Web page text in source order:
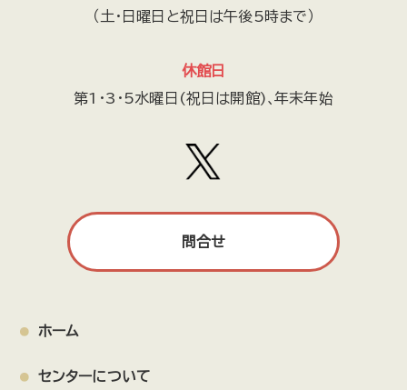
（土・日曜日と祝日は午後5時まで）
休館日
第1・3・5水曜日(祝日は開館)､年末年始
問合せ
ホーム
センターについて